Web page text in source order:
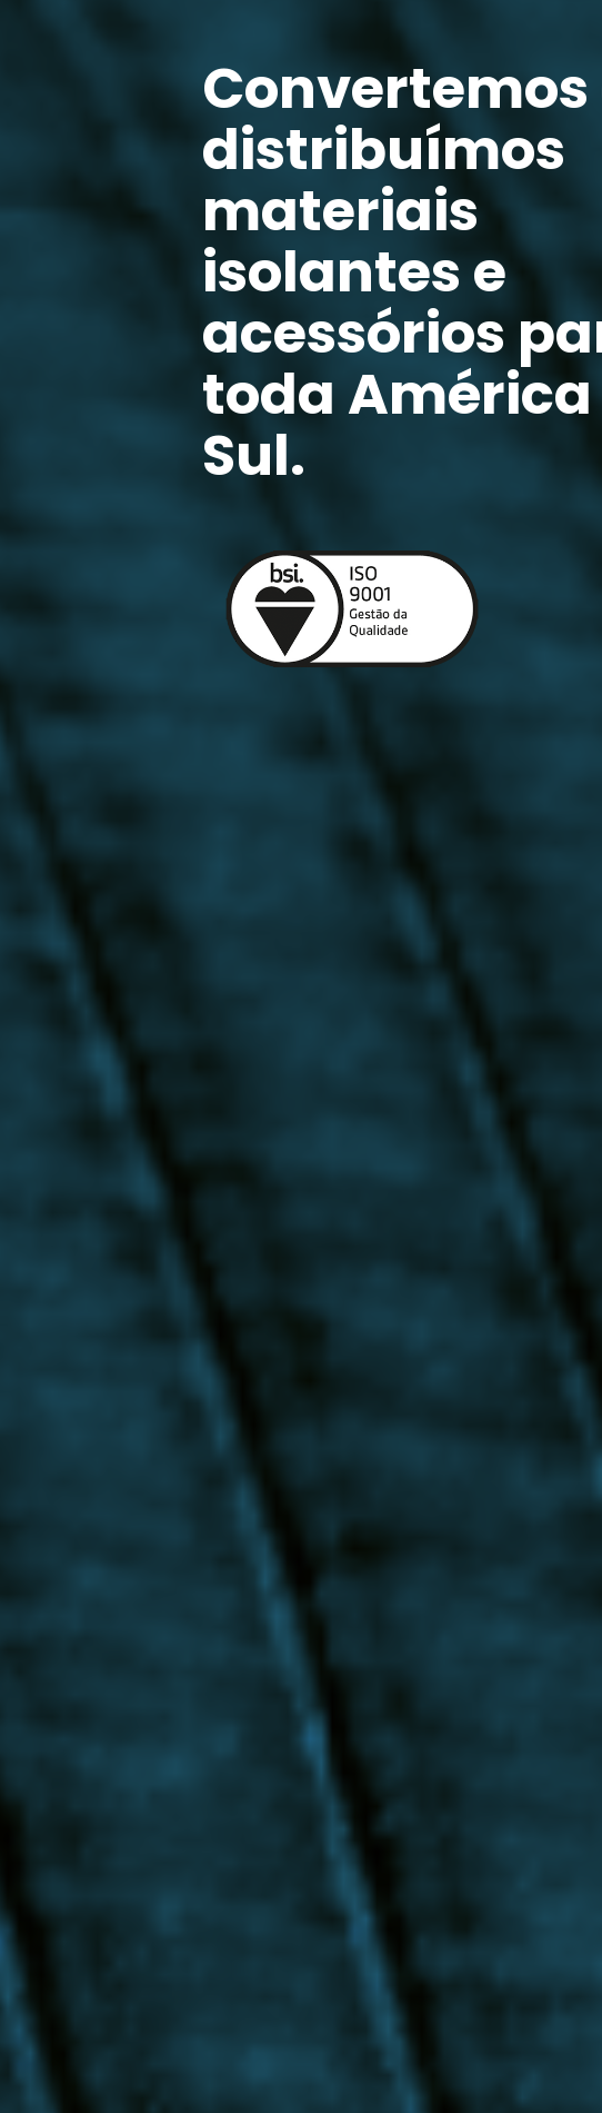
Convertemos
distribuímos
materiais
isolantes e
acessórios
toda América
Sul.